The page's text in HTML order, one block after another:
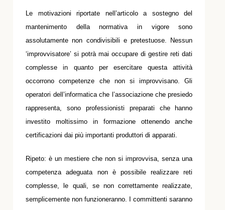
Le motivazioni riportate nell’articolo a sostegno del
mantenimento della normativa in vigore sono
assolutamente non condivisibili e pretestuose. Nessun
‘improvvisatore’ si potrà mai occupare di gestire reti dati
complesse in quanto per esercitare questa attività
occorrono competenze che non si improvvisano. Gli
operatori dell’informatica che l’associazione che presiedo
rappresenta, sono professionisti preparati che hanno
investito moltissimo in formazione ottenendo anche
certificazioni dai più importanti produttori di apparati.
Ripeto: è un mestiere che non si improvvisa, senza una
competenza adeguata non è possibile realizzare reti
complesse, le quali, se non correttamente realizzate,
semplicemente non funzioneranno. I committenti saranno